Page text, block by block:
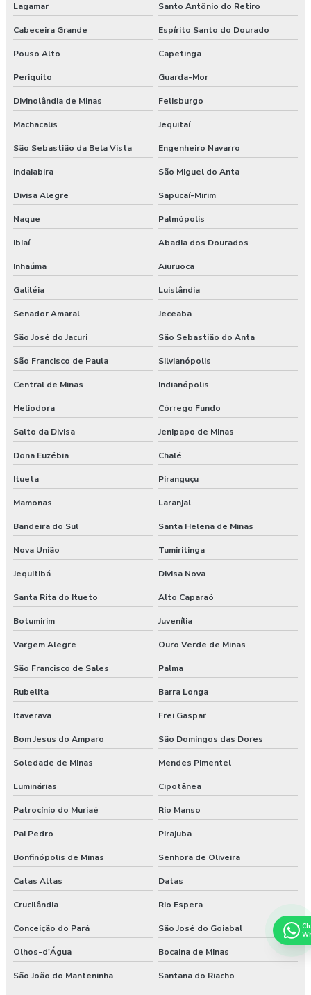
Lagamar Santo Antônio do Retiro
Cabeceira Grande Espírito Santo do Dourado
Pouso Alto Capetinga
Periquito Guarda-Mor
Divinolândia de Minas Felisburgo
Machacalis Jequitaí
São Sebastião da Bela Vista Engenheiro Navarro
Indaiabira São Miguel do Anta
Divisa Alegre Sapucaí-Mirim
Naque Palmópolis
Ibiaí Abadia dos Dourados
Inhaúma Aiuruoca
Galiléia Luislândia
Senador Amaral Jeceaba
São José do Jacuri São Sebastião do Anta
São Francisco de Paula Silvianópolis
Central de Minas Indianópolis
Heliodora Córrego Fundo
Salto da Divisa Jenipapo de Minas
Dona Euzébia Chalé
Itueta Piranguçu
Mamonas Laranjal
Bandeira do Sul Santa Helena de Minas
Nova União Tumiritinga
Jequitibá Divisa Nova
Santa Rita do Itueto Alto Caparaó
Botumirim Juvenília
Vargem Alegre Ouro Verde de Minas
São Francisco de Sales Palma
Rubelita Barra Longa
Itaverava Frei Gaspar
Bom Jesus do Amparo São Domingos das Dores
Soledade de Minas Mendes Pimentel
Luminárias Cipotânea
Patrocínio do Muriaé Rio Manso
Pai Pedro Pirajuba
Bonfinópolis de Minas Senhora de Oliveira
Catas Altas Datas
Crucilândia Rio Espera
Conceição do Pará São José do Goiabal
Olhos-d'Água Bocaina de Minas
São João do Manteninha Santana do Riacho